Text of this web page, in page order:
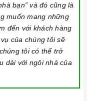
tượng khóa trong vài
mặt bếp, chú ý lau
bạn” và đó cũng là
muốn mang những
đến với khách hàng
của chúng tôi sẽ
tôi có thể trở
dài với ngôi nhà của